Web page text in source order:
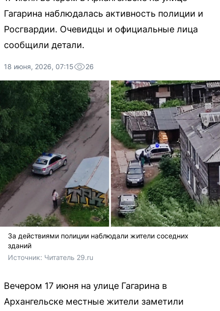
Гагарина наблюдалась активность полиции и
Росгвардии. Очевидцы и официальные лица
сообщили детали.
18 июня, 2026, 07:15 26
За действиями полиции наблюдали жители соседних
зданий
Источник: Читатель 29.ru
Вечером 17 июня на улице Гагарина в
Архангельске местные жители заметили